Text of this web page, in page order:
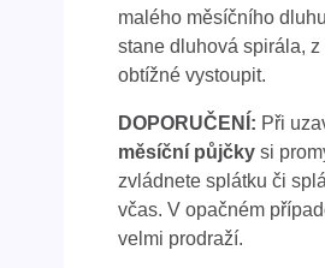
malého měsíčního
stane dluhová spirála, z
obtížné vystoupit.
DOPORUČENÍ: Při
měsíční půjčky si
zvládnete splátku či
včas. V opačném
velmi prodraží.